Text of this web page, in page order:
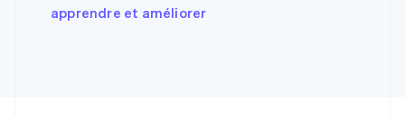
apprendre et améliorer
Grèce
English